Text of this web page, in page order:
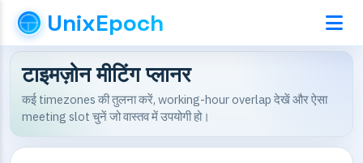
UnixEpoch
टाइमज़ोन मीटिंग प्लानर
कई timezones की तुलना करें, working-hour overlap देखें और ऐसा
meeting slot चुनें जो वास्तव में उपयोगी हो।